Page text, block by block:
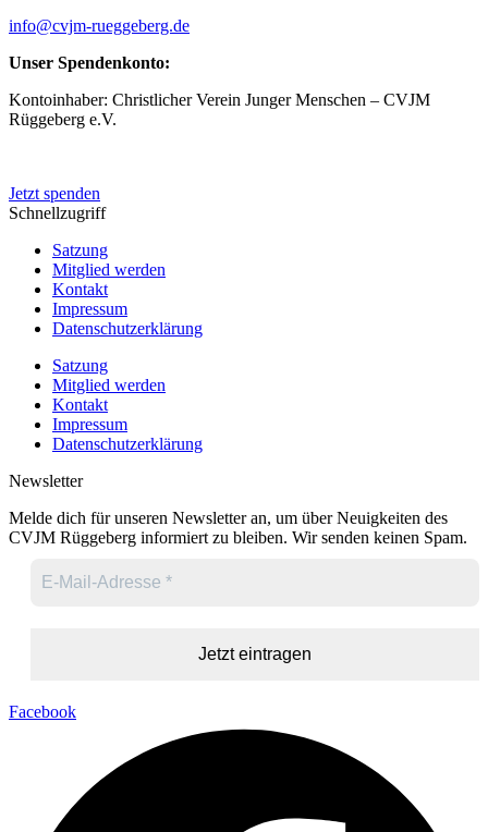
info@cvjm-rueggeberg.de
Unser Spendenkonto:
Kontoinhaber: Christlicher Verein Junger Menschen – CVJM
Rüggeberg e.V.
Jetzt spenden
Schnellzugriff
Satzung
Mitglied werden
Kontakt
Impressum
Datenschutzerklärung
Satzung
Mitglied werden
Kontakt
Impressum
Datenschutzerklärung
Newsletter
Melde dich für unseren Newsletter an, um über Neuigkeiten des
CVJM Rüggeberg informiert zu bleiben. Wir senden keinen Spam.
Facebook